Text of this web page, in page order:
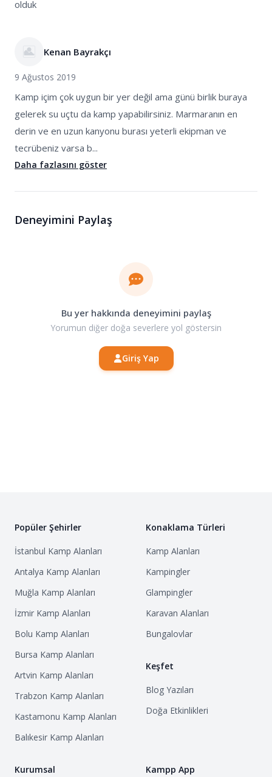
olduk
Kenan Bayrakçı
9 Ağustos 2019
Kamp içim çok uygun bir yer değil ama günü birlik buraya
gelerek su uçtu da kamp yapabilirsiniz. Marmaranın en
derin ve en uzun kanyonu burası yeterli ekipman ve
tecrübeniz varsa b...
Daha fazlasını göster
Deneyimini Paylaş
Bu yer hakkında deneyimini paylaş
Yorumun diğer doğa severlere yol göstersin
Giriş Yap
Popüler Şehirler
İstanbul Kamp Alanları
Antalya Kamp Alanları
Muğla Kamp Alanları
İzmir Kamp Alanları
Bolu Kamp Alanları
Bursa Kamp Alanları
Artvin Kamp Alanları
Trabzon Kamp Alanları
Kastamonu Kamp Alanları
Balıkesir Kamp Alanları
Konaklama Türleri
Kamp Alanları
Kampingler
Glampingler
Karavan Alanları
Bungalovlar
Keşfet
Blog Yazıları
Doğa Etkinlikleri
Kurumsal Kampp App